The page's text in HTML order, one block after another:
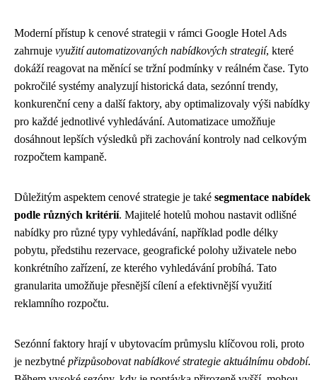
Moderní přístup k cenové strategii v rámci Google Hotel Ads
zahrnuje využití automatizovaných nabídkových strategií, které
dokáží reagovat na měnící se tržní podmínky v reálném čase. Tyto
pokročilé systémy analyzují historická data, sezónní trendy,
konkurenční ceny a další faktory, aby optimalizovaly výši nabídky
pro každé jednotlivé vyhledávání. Automatizace umožňuje
dosáhnout lepších výsledků při zachování kontroly nad celkovým
rozpočtem kampaně.
Důležitým aspektem cenové strategie je také segmentace nabídek
podle různých kritérií. Majitelé hotelů mohou nastavit odlišné
nabídky pro různé typy vyhledávání, například podle délky
pobytu, předstihu rezervace, geografické polohy uživatele nebo
konkrétního zařízení, ze kterého vyhledávání probíhá. Tato
granularita umožňuje přesnější cílení a efektivnější využití
reklamního rozpočtu.
Sezónní faktory hrají v ubytovacím průmyslu klíčovou roli, proto
je nezbytné přizpůsobovat nabídkové strategie aktuálnímu období.